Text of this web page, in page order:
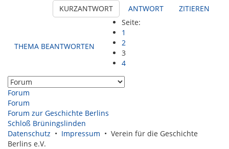
KURZANTWORT
ANTWORT ZITIEREN
THEMA BEANTWORTEN
Seite:
1
2
3
4
Forum
Forum
Forum zur Geschichte Berlins
Schloß Brüningslinden
Datenschutz • Impressum • Verein für die Geschichte
Berlins e.V.